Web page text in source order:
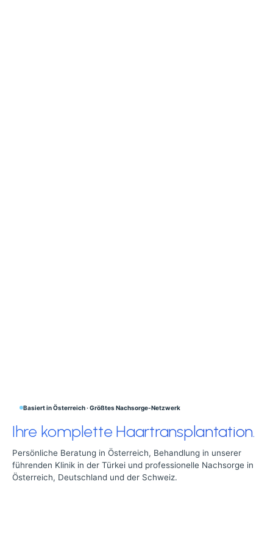
Basiert in Österreich · Größtes Nachsorge-Netzwerk
Ihre komplette Haartransplantation.
Persönliche Beratung in Österreich, Behandlung in unserer
führenden Klinik in der Türkei und professionelle Nachsorge in
Österreich, Deutschland und der Schweiz.